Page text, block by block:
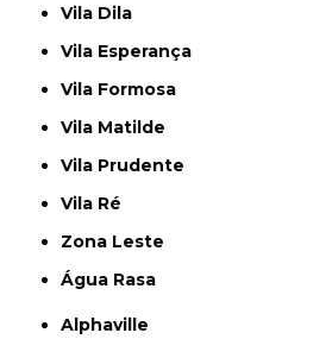
Vila Dila
Vila Esperança
Vila Formosa
Vila Matilde
Vila Prudente
Vila Ré
Zona Leste
Água Rasa
Alphaville